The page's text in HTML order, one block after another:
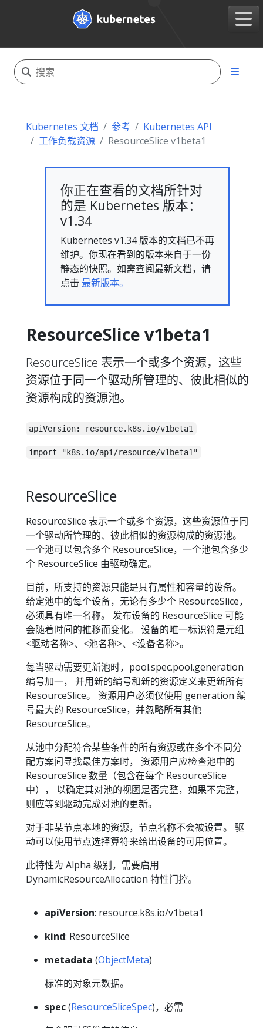
Kubernetes 文档 参考
Kubernetes API
工作负载资源
ResourceSlice v1beta1
你正在查看的文档所针对
的是 Kubernetes 版本：
v1.34
Kubernetes v1.34 版本的文档已不再
维护。你现在看到的版本来自于一份
静态的快照。如需查阅最新文档，请
点击 最新版本。
ResourceSlice v1beta1
ResourceSlice 表示一个或多个资源，这些
资源位于同一个驱动所管理的、彼此相似的
资源构成的资源池。
apiVersion: resource.k8s.io/v1beta1
import "k8s.io/api/resource/v1beta1"
ResourceSlice
ResourceSlice 表示一个或多个资源，这些资源位于同
一个驱动所管理的、彼此相似的资源构成的资源池。
一个池可以包含多个 ResourceSlice，一个池包含多少
个 ResourceSlice 由驱动确定。
目前，所支持的资源只能是具有属性和容量的设备。
给定池中的每个设备，无论有多少个 ResourceSlice，
必须具有唯一名称。 发布设备的 ResourceSlice 可能
会随着时间的推移而变化。 设备的唯一标识符是元组
<驱动名称>、<池名称>、<设备名称>。
每当驱动需要更新池时，pool.spec.pool.generation
编号加一， 并用新的编号和新的资源定义来更新所有
ResourceSlice。 资源用户必须仅使用 generation 编
号最大的 ResourceSlice，并忽略所有其他
ResourceSlice。
从池中分配符合某些条件的所有资源或在多个不同分
配方案间寻找最佳方案时， 资源用户应检查池中的
ResourceSlice 数量（包含在每个 ResourceSlice
中）， 以确定其对池的视图是否完整，如果不完整，
则应等到驱动完成对池的更新。
对于非某节点本地的资源，节点名称不会被设置。 驱
动可以使用节点选择算符来给出设备的可用位置。
此特性为 Alpha 级别，需要启用
DynamicResourceAllocation 特性门控。
apiVersion: resource.k8s.io/v1beta1
kind: ResourceSlice
metadata (ObjectMeta)
标准的对象元数据。
spec(ResourceSliceSpec)，必需